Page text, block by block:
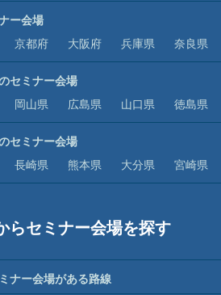
ー会場
京都府 大阪府 兵庫県 奈良県
セミナー会場
岡山県 広島県 山口県 徳島県
セミナー会場
長崎県 熊本県 大分県 宮崎県
らセミナー会場を探す
ナー会場がある路線